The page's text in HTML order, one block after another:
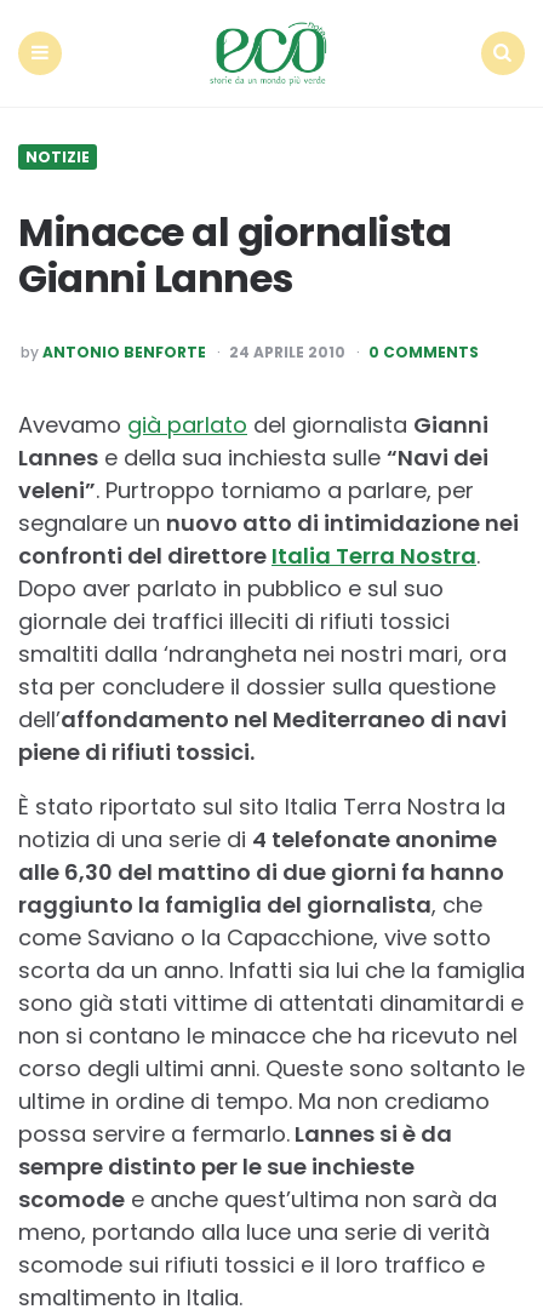
NOTIZIE
Minacce al giornalista
Gianni Lannes
POSTED
BY
byANTONIO BENFORTE 24 APRILE 2010 0 COMMENTS
Avevamo già parlato del giornalista Gianni
Lannes e della sua inchiesta sulle “Navi dei
veleni”. Purtroppo torniamo a parlare, per
segnalare un nuovo atto di intimidazione nei
confronti del direttore Italia Terra Nostra.
Dopo aver parlato in pubblico e sul suo
giornale dei traffici illeciti di rifiuti tossici
smaltiti dalla ‘ndrangheta nei nostri mari, ora
sta per concludere il dossier sulla questione
dell’affondamento nel Mediterraneo di navi
piene di rifiuti tossici.
È stato riportato sul sito Italia Terra Nostra la
notizia di una serie di 4 telefonate anonime
alle 6,30 del mattino di due giorni fa hanno
raggiunto la famiglia del giornalista, che
come Saviano o la Capacchione, vive sotto
scorta da un anno. Infatti sia lui che la famiglia
sono già stati vittime di attentati dinamitardi e
non si contano le minacce che ha ricevuto nel
corso degli ultimi anni. Queste sono soltanto le
ultime in ordine di tempo. Ma non crediamo
possa servire a fermarlo. Lannes si è da
sempre distinto per le sue inchieste
scomode e anche quest’ultima non sarà da
meno, portando alla luce una serie di verità
scomode sui rifiuti tossici e il loro traffico e
smaltimento in Italia.